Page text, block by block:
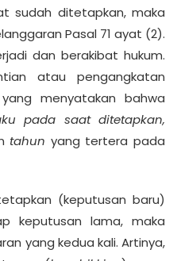
sudah ditetapkan, maka
Pasal 71 ayat (2).
dan berakibat hukum.
atau pengangkatan
menyatakan bahwa
pada saat ditetapkan,
tahun yang tertera pada
(keputusan baru)
keputusan lama, maka
yang kedua kali. Artinya,